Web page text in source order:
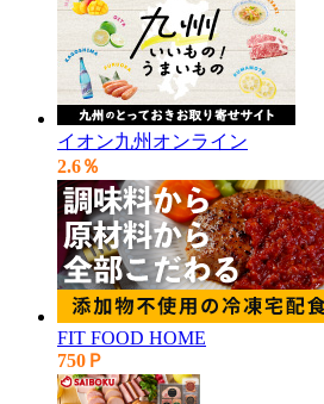
イオン九州オンライン
2.6％
FIT FOOD HOME
750Ｐ